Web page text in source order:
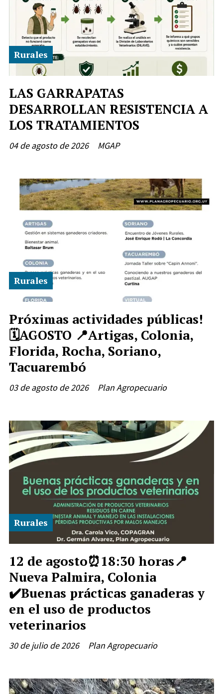
LAS GARRAPATAS
DESARROLLAN RESISTENCIA A
LOS TRATAMIENTOS
MGAP
Rurales
04 de agosto de 2026
Próximas actividades públicas!
🗓️AGOSTO 📍Artigas, Colonia,
Florida, Rocha, Soriano,
Tacuarembó
Plan Agropecuario
Rurales
03 de agosto de 2026
12 de agosto⏰18:30 horas📍
Nueva Palmira, Colonia
✔️Buenas prácticas ganaderas y
en el uso de productos
veterinarios
Plan Agropecuario
Rurales
30 de julio de 2026